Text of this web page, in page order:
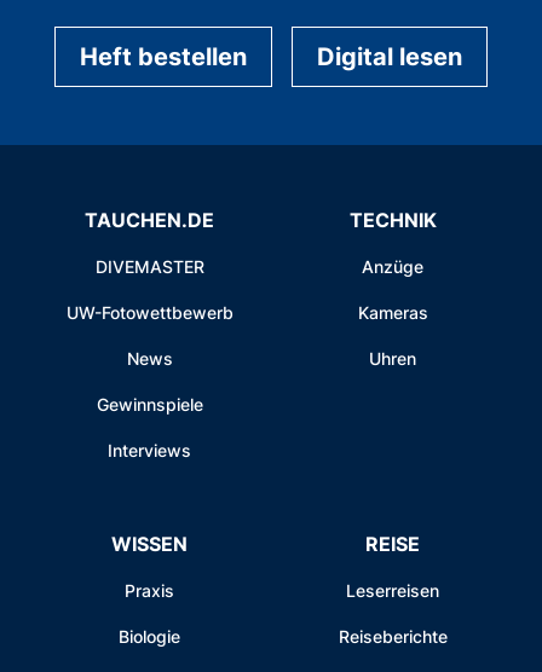
Heft bestellen Digital lesen
TAUCHEN.DE
DIVEMASTER
UW-Fotowettbewerb
News
Gewinnspiele
Interviews
TECHNIK
Anzüge
Kameras
Uhren
WISSEN
Praxis
Biologie
REISE
Leserreisen
Reiseberichte